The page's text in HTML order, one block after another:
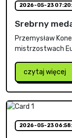
2026-05-23
Srebrny
Przemysław
mistrzostwach
czytaj więcej
2026-05-23